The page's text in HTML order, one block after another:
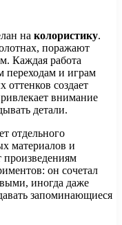
на колористику.
поражают
Каждая работа
переходам и играм
оттенков создает
внимание
детали.
отдельного
материалов и
произведениям
он сочетал
иногда даже
запоминающиеся